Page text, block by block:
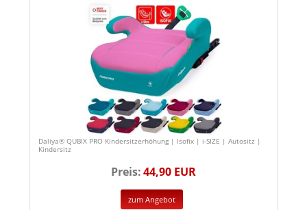
Daliya® QUBIX PRO Kindersitzerhöhung | Isofix | i-SIZE | Autositz |
Kindersitz
Preis:44,90 EUR
zum Angebot